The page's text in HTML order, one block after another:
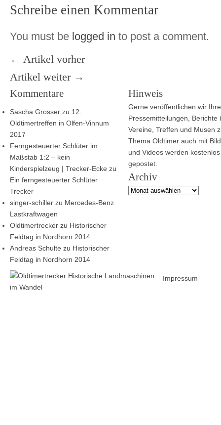
Schreibe einen Kommentar
You must be logged in to post a comment.
← Artikel vorher
Artikel weiter →
Kommentare
Sascha Grosser zu 12.
Oldtimertreffen in Olfen-Vinnum
2017
Ferngesteuerter Schlüter im
Maßstab 1:2 – kein
Kinderspielzeug | Trecker-Ecke zu
Ein ferngesteuerter Schlüter
Trecker
singer-schiller zu Mercedes-Benz
Lastkraftwagen
Oldtimertrecker zu Historischer
Feldtag in Nordhorn 2014
Andreas Schulte zu Historischer
Feldtag in Nordhorn 2014
Hinweis
Gerne veröffentlichen wir Ihre
Pressemitteilungen, Berichte
Vereine, Treffen und Musen
Thema Oldtimer auch mit
und Videos werden kostenlos
gepostet.
Archiv
Archiv
Impressum